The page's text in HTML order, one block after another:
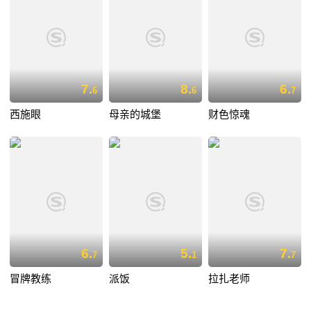
7.6
西施眼
8.6
母亲的城堡
6.7
财色惊魂
6.7
冒牌教练
5.1
派饭
7.7
拉扎老师